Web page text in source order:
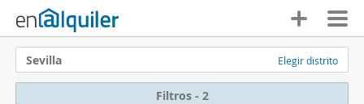
Sevilla Elegir distrito
Filtros - 2